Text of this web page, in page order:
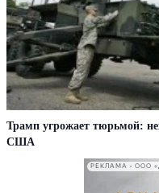
Трамп угрожает тюрьмой:
США